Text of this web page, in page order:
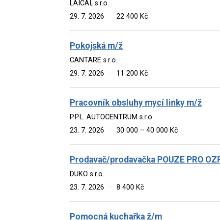
LAICAI, s.r.o.
29. 7. 2026
· 22 400 Kč
Pokojská m/ž
CANTARE s.r.o.
29. 7. 2026
· 11 200 Kč
Pracovník obsluhy mycí linky m/ž
P.P.L. AUTOCENTRUM s.r.o.
23. 7. 2026
· 30 000 – 40 000 Kč
Prodavač/prodavačka POUZE PRO
DUKO s.r.o.
23. 7. 2026
· 8 400 Kč
Pomocná kuchařka ž/m